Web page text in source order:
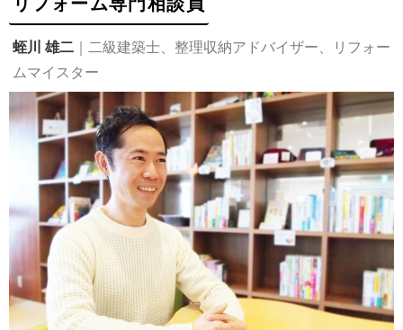
蛭川 雄二 ｜二級建築士、整理収納アドバイザー、リフォー
ムマイスター